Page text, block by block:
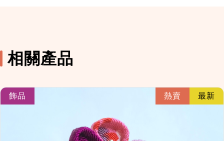
相關產品
飾品 熱賣 最新
link